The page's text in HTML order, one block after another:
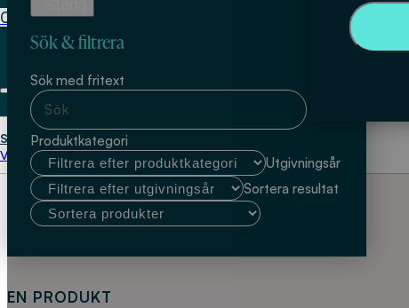
0
kr
Inga produkter i varukorgen.
Start Sofie Storbjörk
Välj kundtyp
Sök & filtrera
Sök med fritext
Produktkategori
Utgivningsår
Sortera resultat
EN PRODUKT